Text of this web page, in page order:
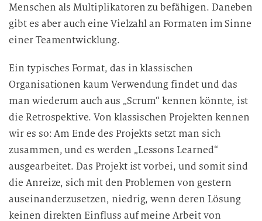
t
e
v
e
r
a
r
b
e
u
Menschen als Multiplikatoren zu befähigen. Daneben
gibt es aber auch eine Vielzahl an Formaten im Sinne
einer Teamentwicklung.
Ein typisches Format, das in klassischen
Organisationen kaum Verwendung findet und das
man wiederum auch aus „Scrum“ kennen könnte, ist
die Retrospektive. Von klassischen Projekten kennen
wir es so: Am Ende des Projekts setzt man sich
zusammen, und es werden „Lessons Learned“
ausgearbeitet. Das Projekt ist vorbei, und somit sind
die Anreize, sich mit den Problemen von gestern
auseinanderzusetzen, niedrig, wenn deren Lösung
keinen direkten Einfluss auf meine Arbeit von